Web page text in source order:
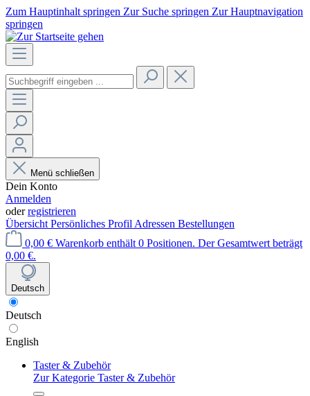
Zum Hauptinhalt springen Zur Suche springen Zur Hauptnavigation
springen
Menü schließen
Dein Konto
Anmelden
oderregistrieren
Übersicht Persönliches Profil Adressen Bestellungen
0,00 € Warenkorb enthält 0 Positionen. Der Gesamtwert beträgt
0,00 €.
Deutsch
Deutsch
English
Taster & Zubehör
Zur Kategorie Taster & Zubehör